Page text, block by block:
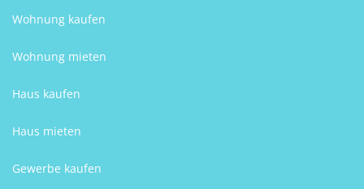
Wohnung kaufen
Wohnung mieten
Haus kaufen
Haus mieten
Gewerbe kaufen